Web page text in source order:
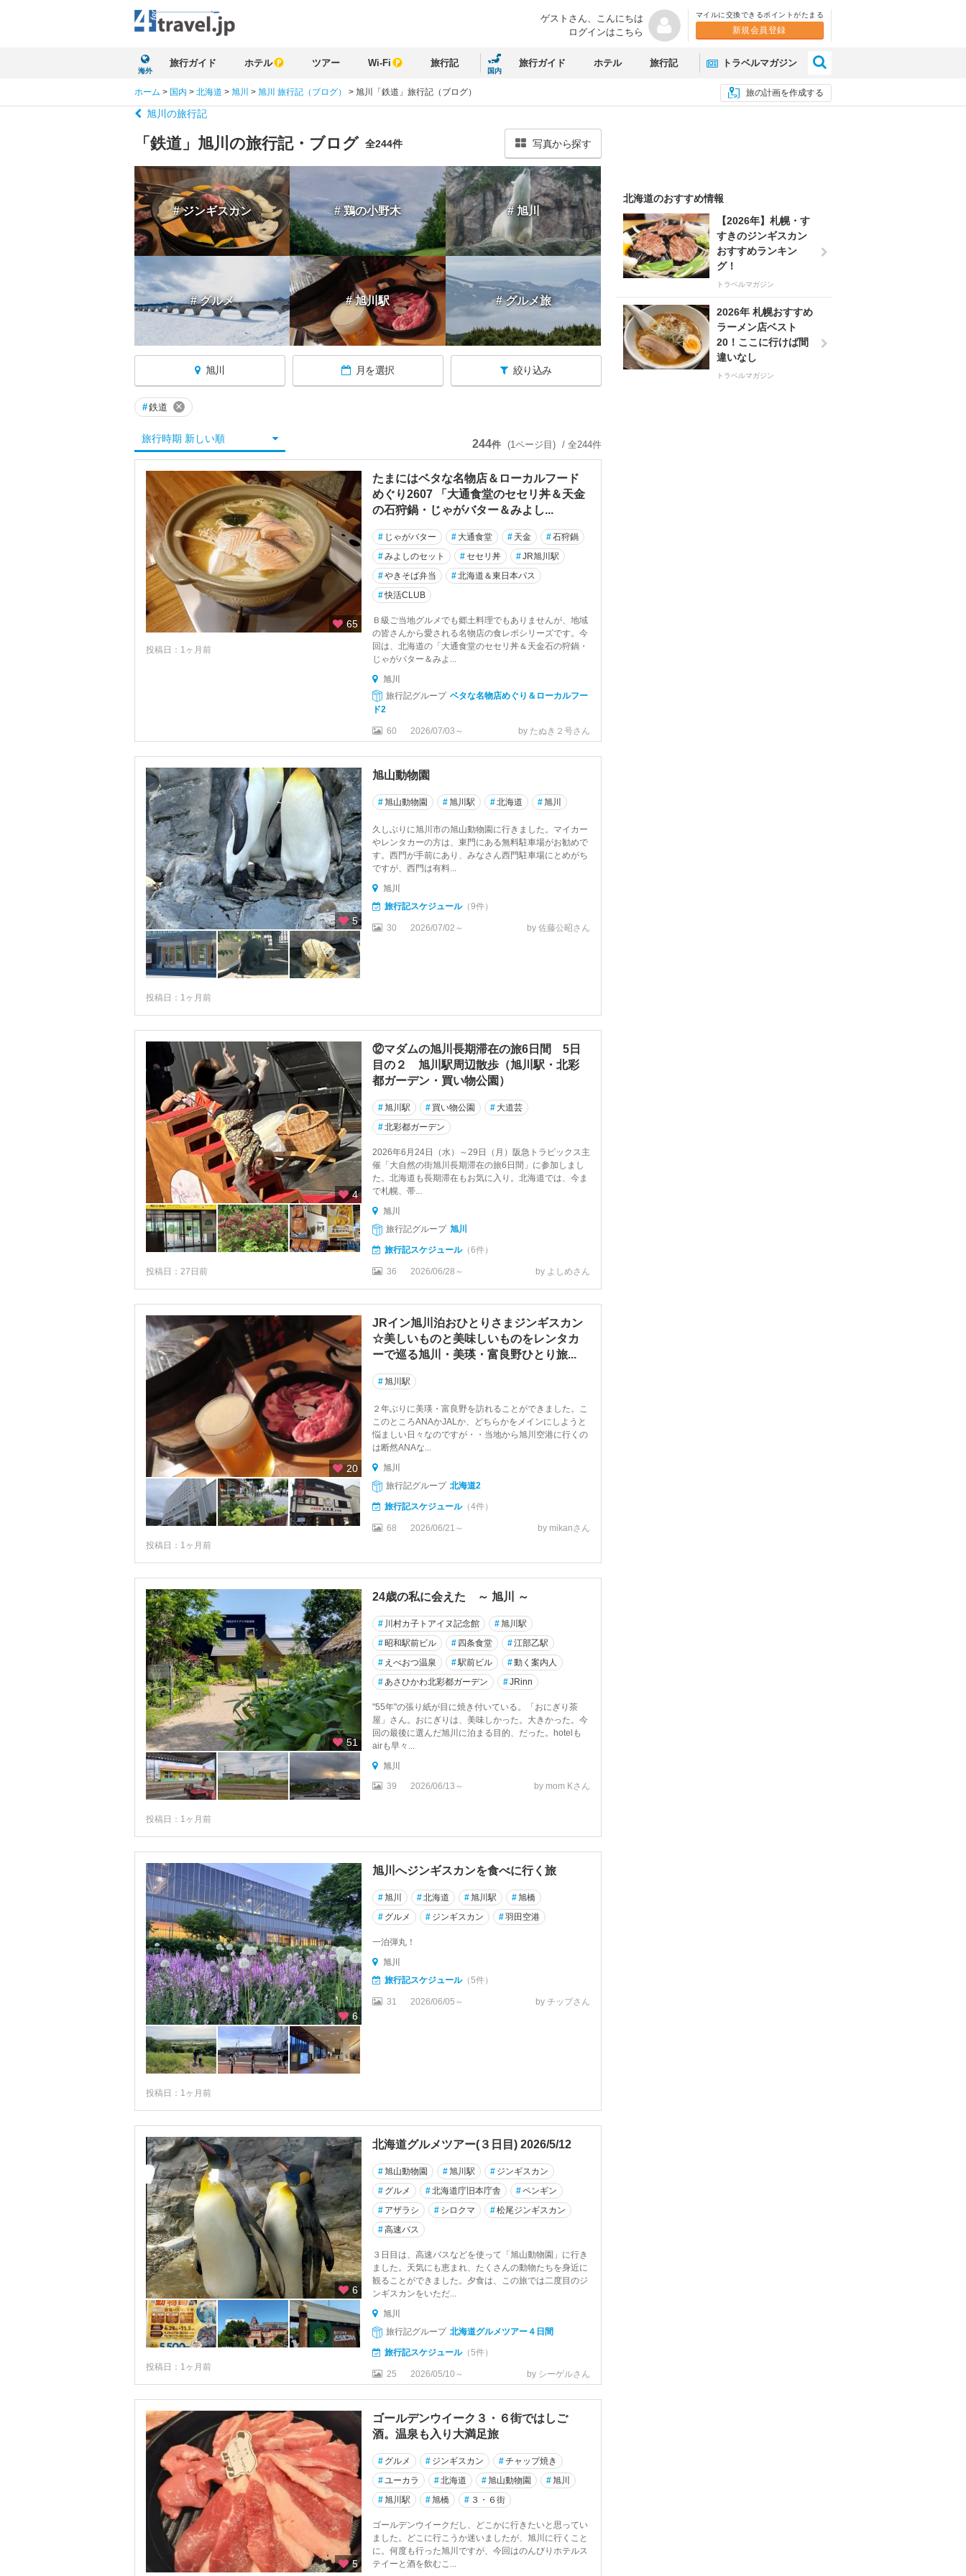
ゲストさん、 こんにちは
ログインはこちら
マイルに交換できるポイントがたまる
新規会員登録
海外
旅行ガイド ホテル ツアー Wi-Fi 旅行記
国内
旅行ガイド ホテル 旅行記 トラベルマガジン
旅の計画を作成する
ホーム > 国内 > 北海道 > 旭川 > 旭川 旅行記（ブログ） > 旭川「鉄道」旅行記（ブログ）
旭川の旅行記
「鉄道」旭川の旅行記・ブログ 全244件 写真から探す
# ジンギスカン # 鶏の小野木 # 旭川
# グルメ # 旭川駅 # グルメ旅
旭川 月を選択 絞り込み
北海道すべて
札幌
小樽・積丹・キロロ
倶知安・二セコ・ルスツ
函館・大沼・長万部
登別・室蘭・洞爺・支笏
苫小牧・千歳・夕張
旭川・滝川・留萌・岩見沢
旭川
芦別・赤平
美唄
岩見沢
江別
砂川・新十津川
石狩・当別・厚田
三笠・南幌
増毛・雨竜
上川・東神楽
稚内・宗谷
帯広・十勝
釧路・根室・中標津
阿寒・川湯・摩周・屈斜路
網走・知床・紋別
#鉄道 ×
旅行時期 新しい順 244件 (1ページ目) / 全244件
65
投稿日：1ヶ月前
たまにはベタな名物店＆ローカルフード
めぐり2607 「大通食堂のセセリ丼＆天金
の石狩鍋・じゃがバター＆みよし...
# じゃがバター # 大通食堂 # 天金 #石狩鍋
#みよしのセット #セセリ丼 #JR旭川駅
#やきそば弁当 #北海道＆東日本パス
#快活CLUB
Ｂ級ご当地グルメでも郷土料理でもありませんが、地域
の皆さんから愛される名物店の食レポシリーズです。今
回は、北海道の「大通食堂のセセリ丼＆天金石の狩鍋・
じゃがバター＆みよ...
旭川
旅行記グループ ベタな名物店めぐり＆ローカルフー
ド2
60 2026/07/03～ by たぬき２号さん
5
投稿日：1ヶ月前
旭山動物園
#旭山動物園 #旭川駅 #北海道 #旭川
久しぶりに旭川市の旭山動物園に行きました。マイカー
やレンタカーの方は、東門にある無料駐車場がお勧めで
す。西門が手前にあり、みなさん西門駐車場にとめがち
ですが、西門は有料...
旭川
旅行記スケジュール（9件）
30 2026/07/02～ by 佐藤公昭さん
4
投稿日：27日前
⑫マダムの旭川長期滞在の旅6日間 5日
目の２ 旭川駅周辺散歩（旭川駅・北彩
都ガーデン・買い物公園）
#旭川駅 # 買い物公園 # 大道芸
#北彩都ガーデン
2026年6月24日（水）～29日（月）阪急トラピックス主
催「大自然の街旭川長期滞在の旅6日間」に参加しまし
た。北海道も長期滞在もお気に入り。北海道では、今ま
で札幌、帯...
旭川
旅行記グループ 旭川
旅行記スケジュール（6件）
36 2026/06/28～ by よしめさん
20
投稿日：1ヶ月前
JRイン旭川泊おひとりさまジンギスカン
☆美しいものと美味しいものをレンタカ
ーで巡る旭川・美瑛・富良野ひとり旅...
#旭川駅
２年ぶりに美瑛・富良野を訪れることができました。こ
このところANAかJALか、どちらかをメインにしようと
悩ましい日々なのですが・・当地から旭川空港に行くの
は断然ANAな...
旭川
旅行記グループ 北海道2
旅行記スケジュール（4件）
68 2026/06/21～ by mikanさん
51
投稿日：1ヶ月前
24歳の私に会えた ～ 旭川 ～
# 川村カ子トアイヌ記念館 #旭川駅
# 昭和駅前ビル # 四条食堂 #江部乙駅
# えべおつ温泉 #駅前ビル #動く案内人
#あさひかわ北彩都ガーデン #JRinn
"55年"の張り紙が目に焼き付いている。「おにぎり茶
屋」さん。おにぎりは、美味しかった。大きかった。今
回の最後に選んだ旭川に泊まる目的、だった。hotelも
airも早々...
旭川
39
2026/06/13～ by mom Kさん
6
投稿日：1ヶ月前
旭川へジンギスカンを食べに行く旅
#旭川 #北海道 #旭川駅 #旭橋
# グルメ # ジンギスカン #羽田空港
一泊弾丸！
旭川
旅行記スケジュール（5件）
31 2026/06/05～ by チップさん
6
投稿日：1ヶ月前
北海道グルメツアー(３日目) 2026/5/12
#旭山動物園 #旭川駅 # ジンギスカン
# グルメ #北海道庁旧本庁舎 #ペンギン
# アザラシ # シロクマ #松尾ジンギスカン
#高速バス
３日目は、高速バスなどを使って「旭山動物園」に行き
ました。天気にも恵まれ、たくさんの動物たちを身近に
観ることができました。夕食は、この旅では二度目のジ
ンギスカンをいただ...
旭川
旅行記グループ 北海道グルメツアー４日間
旅行記スケジュール（5件）
25 2026/05/10～ by シーゲルさん
5
ゴールデンウイーク３・６街ではしご
酒。温泉も入り大満足旅
# グルメ # ジンギスカン #チャップ焼き
#ユーカラ #北海道 #旭山動物園 #旭川
#旭川駅 #旭橋 # ３・６街
ゴールデンウイークだし、どこかに行きたいと思ってい
ました。どこに行こうか迷いましたが、旭川に行くこと
に。何度も行った旭川ですが、今回はのんびりホテルス
テイーと酒を飲むこ...
北海道のおすすめ情報
【2026年】札幌・す
すきのジンギスカン
おすすめランキン
グ！
トラベルマガジン
2026年 札幌おすすめ
ラーメン店ベスト
20！ここに行けば間
違いなし
トラベルマガジン